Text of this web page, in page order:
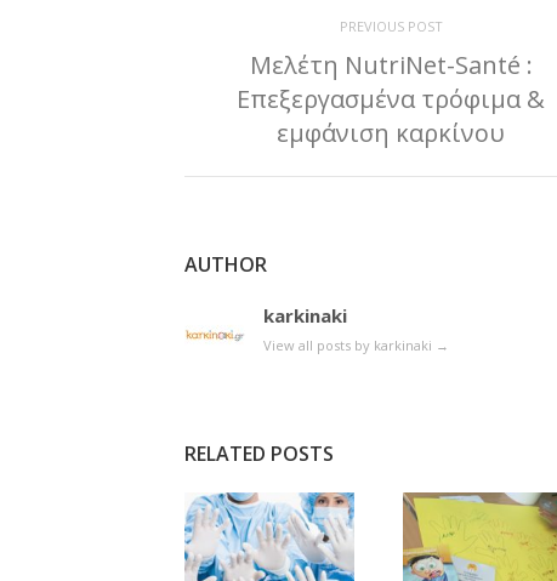
PREVIOUS POST
Μελέτη NutriNet-Santé :
Επεξεργασμένα τρόφιμα &
εμφάνιση καρκίνου
AUTHOR
karkinaki
View all posts by karkinaki →
RELATED POSTS